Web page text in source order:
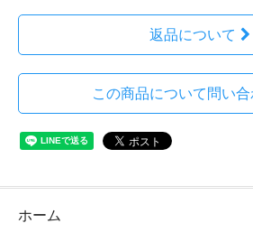
返品について
この商品について問い合
ホーム